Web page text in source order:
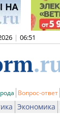
| 06:51
Вопрос-ответ
Экономика